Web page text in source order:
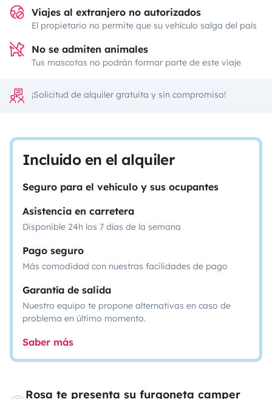
Viajes al extranjero no autorizados
El propietario no permite que su vehículo salga del país
No se admiten animales
Tus mascotas no podrán formar parte de este viaje
¡Solicitud de alquiler gratuita y sin compromiso!
Incluido en el alquiler
Seguro para el vehículo y sus ocupantes
Asistencia en carretera
Disponible 24h los 7 días de la semana
Pago seguro
Más comodidad con nuestras facilidades de pago
Garantía de salida
Nuestro equipo te propone alternativas en caso de
problema en último momento.
Saber más
Rosa te presenta su furgoneta camper